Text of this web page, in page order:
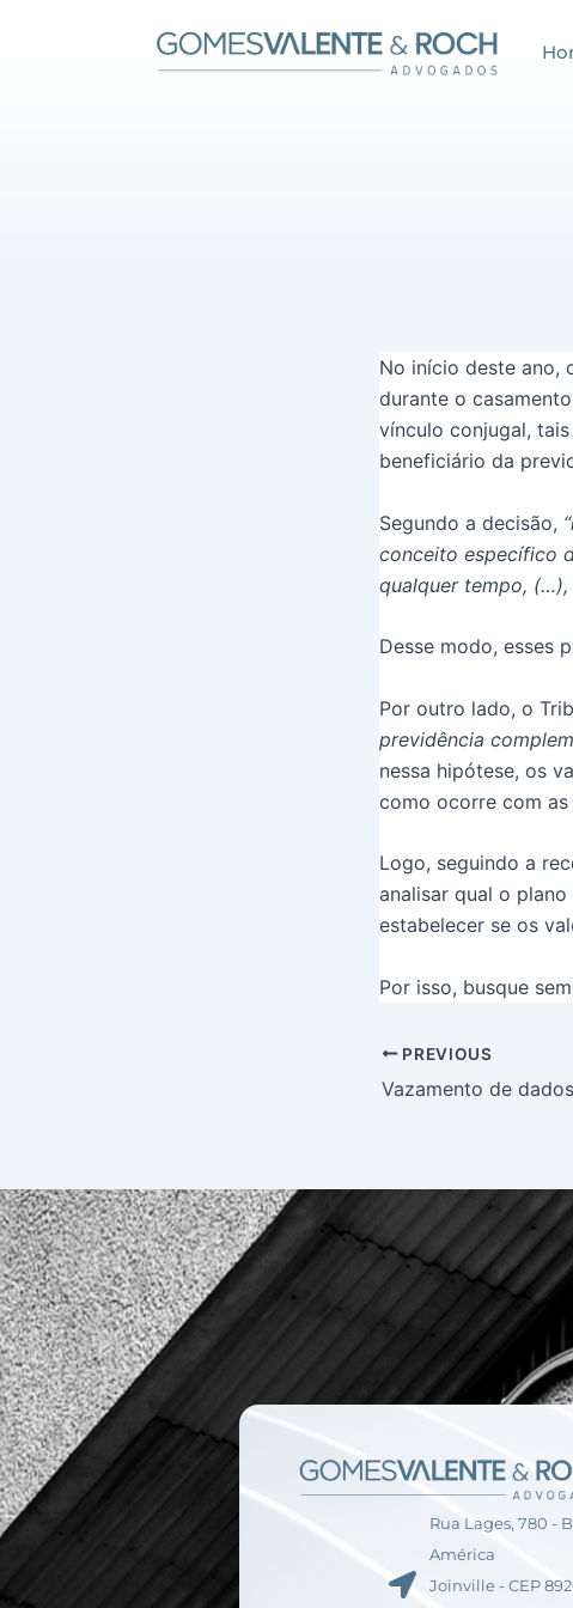
No início deste ano,
durante o
vínculo conjugal,
beneficiário da
Segundo a decisão,
conceito específico
qualquer tempo, (…),
Desse modo, esses
Por outro lado, o
previdência
nessa hipótese, os
como ocorre com
Logo, seguindo a
analisar qual o
estabelecer se os
Por isso, busque
PREVIOUS
Rua Lages, 780 -
América
Joinville - CEP